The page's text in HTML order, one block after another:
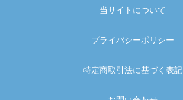
当サイトについて
プライバシーポリシー
特定商取引法に基づく表記